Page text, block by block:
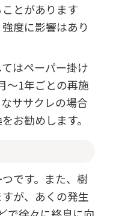
とがあります
度に影響はあり
はペーパー掛け
～1年ごとの再施
ササクレの場合
お勧めします。
です。また、樹
が、あくの発生